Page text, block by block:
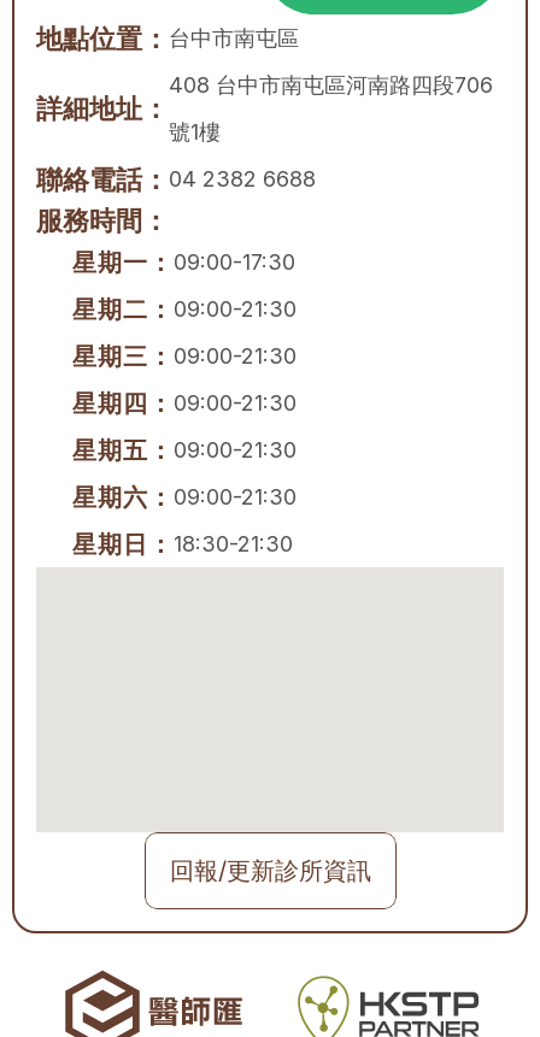
地點位置： 台中市南屯區
詳細地址：
408 台中市南屯區河南路四段706
號1樓
聯絡電話： 04 2382 6688
服務時間：
星期一： 09:00-17:30
星期二： 09:00-21:30
星期三： 09:00-21:30
星期四： 09:00-21:30
星期五： 09:00-21:30
星期六： 09:00-21:30
星期日： 18:30-21:30
回報/更新診所資訊